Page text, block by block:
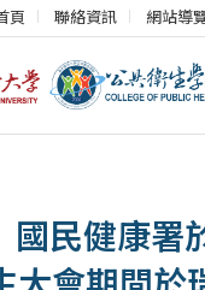
頁 聯絡資訊 網站導
國民健康署